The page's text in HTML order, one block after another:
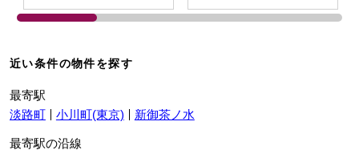
近い条件の物件を探す
最寄駅
淡路町
小川町(東京) 新御茶ノ水
最寄駅の沿線